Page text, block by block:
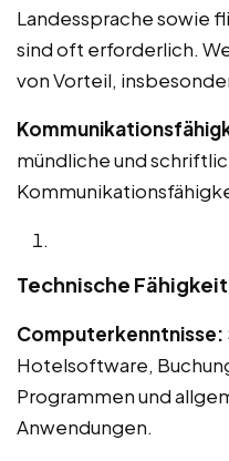
Landessprache sowie
sind oft erforderlich.
von Vorteil,
mündliche und
Technische
Computerkenntnisse:
Hotelsoftware,
Programmen und
Anwendungen.